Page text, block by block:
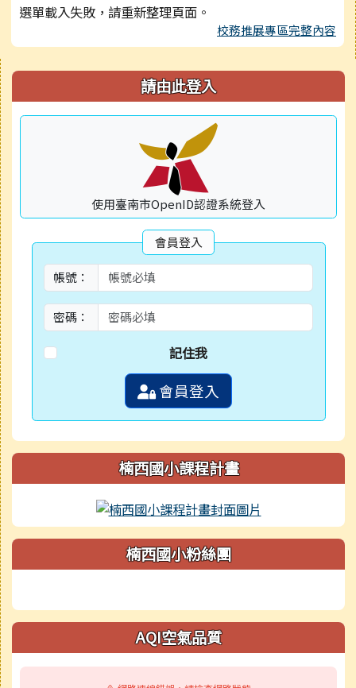
選單載入失敗，請重新整理頁面。
校務推展專區完整內容
右邊區域內容 請由此登入
使用臺南市OpenID認證系統登入
會員登入
帳號：
密碼：
記住我
會員登入
楠西國小課程計畫
楠西國小粉絲團
AQI空氣品質